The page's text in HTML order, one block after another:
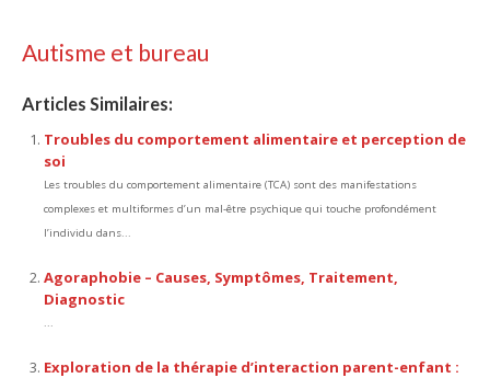
Autisme et bureau
Articles Similaires:
Troubles du comportement alimentaire et perception de
soi
Les troubles du comportement alimentaire (TCA) sont des manifestations
complexes et multiformes d’un mal-être psychique qui touche profondément
l’individu dans...
Agoraphobie – Causes, Symptômes, Traitement,
Diagnostic
...
Exploration de la thérapie d’interaction parent-enfant :